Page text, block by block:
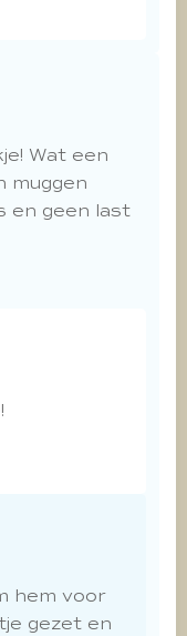
Wat een
muggen
en geen last
hem voor
gezet en